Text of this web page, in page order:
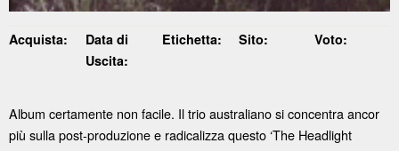
Acquista:
Data di
Uscita:
Etichetta: Sito: Voto:
Album certamente non facile. Il trio australiano si concentra ancor
più sulla post-produzione e radicalizza questo ‘The Headlight